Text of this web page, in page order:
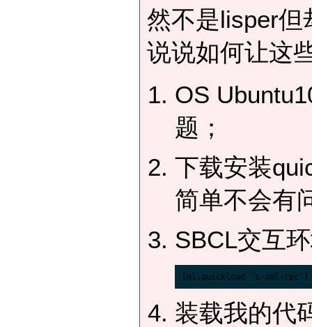
然不是lisper但
说说如何让这
OS
题；
下载安装
简单不会有
SBCL交互
装载我的代